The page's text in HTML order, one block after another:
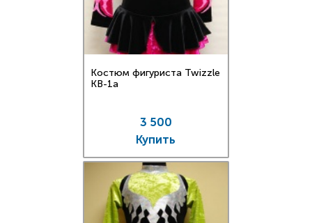
Костюм фигуриста Twizzle
KB-1a
3 500
Купить